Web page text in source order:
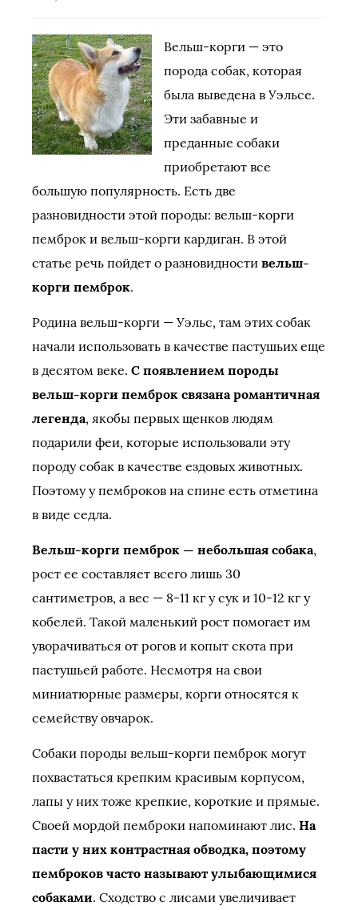
Вельш-корги — это
порода собак, которая
была выведена в Уэльсе.
Эти забавные и
преданные собаки
приобретают все
большую популярность. Есть две
разновидности этой породы: вельш-корги
пемброк и вельш-корги кардиган. В этой
статье речь пойдет о разновидности вельш-
корги пемброк.
Родина вельш-корги — Уэльс, там этих собак
начали использовать в качестве пастушьих еще
в десятом веке. С появлением породы
вельш-корги пемброк связана романтичная
легенда, якобы первых щенков людям
подарили феи, которые использовали эту
породу собак в качестве ездовых животных.
Поэтому у пемброков на спине есть отметина
в виде седла.
Вельш-корги пемброк — небольшая собака,
рост ее составляет всего лишь 30
сантиметров, а вес — 8-11 кг у сук и 10-12 кг у
кобелей. Такой маленький рост помогает им
уворачиваться от рогов и копыт скота при
пастушьей работе. Несмотря на свои
миниатюрные размеры, корги относятся к
семейству овчарок.
Собаки породы вельш-корги пемброк могут
похвастаться крепким красивым корпусом,
лапы у них тоже крепкие, короткие и прямые.
Своей мордой пемброки напоминают лис. На
пасти у них контрастная обводка, поэтому
пемброков часто называют улыбающимися
собаками. Сходство с лисами увеличивает